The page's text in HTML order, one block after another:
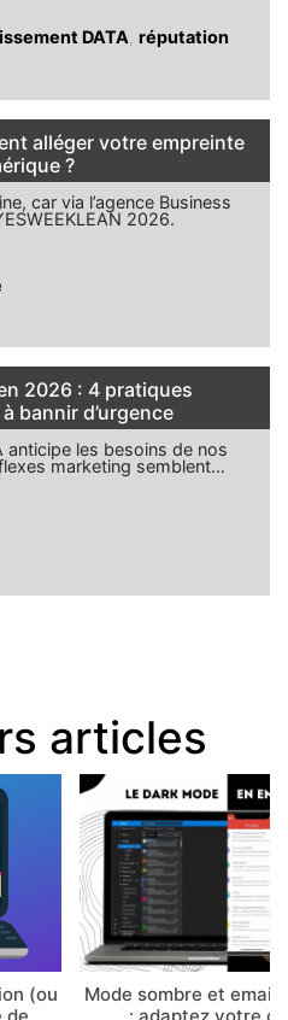
DATA réputation
alléger votre empreinte
?
car via l’agence Business
2026.
2026 : 4 pratiques
bannir d’urgence
anticipe les besoins de nos
marketing semblent…
articles
(ou
de
Mode sombre et email
: adaptez votre